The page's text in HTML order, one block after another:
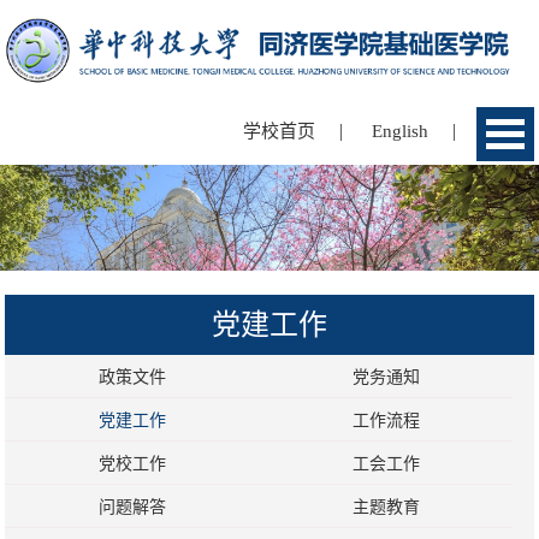
学校首页 | English |
党建工作
政策文件 党务通知
党建工作 工作流程
党校工作 工会工作
问题解答 主题教育